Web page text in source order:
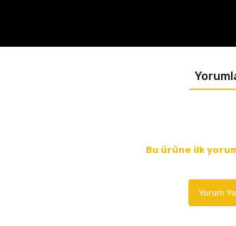
Bu ürüne ilk
Yorum